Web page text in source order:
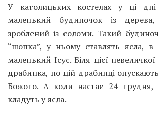
У католицьких костелах у ці дні
маленький будиночок із
зроблений із соломи. Такий
“шопка”, у ньому ставлять ясла, в
маленький Ісус. Біля цієї
драбинка, по цій драбинці
Божого. А коли настає 24 грудня,
кладуть у ясла.